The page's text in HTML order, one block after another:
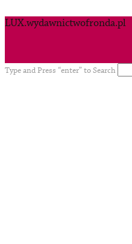
LUX.wydawnictwofronda.pl
Type and Press “enter” to Search